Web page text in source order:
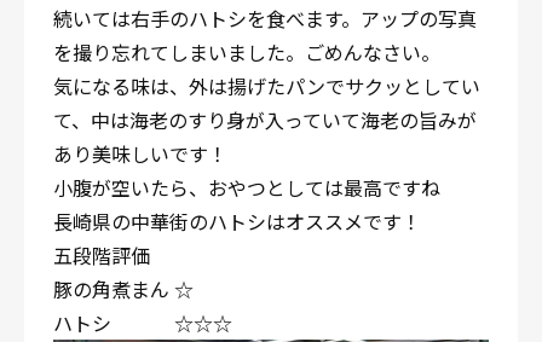
続いては右手のハトシを食べます。アップの写真
を撮り忘れてしまいました。ごめんなさい。
気になる味は、外は揚げたパンでサクッとしてい
て、中は海老のすり身が入っていて海老の旨みが
あり美味しいです！
小腹が空いたら、おやつとしては最高ですね
長崎県の中華街のハトシはオススメです！
五段階評価
豚の角煮まん ☆
ハトシ ☆☆☆